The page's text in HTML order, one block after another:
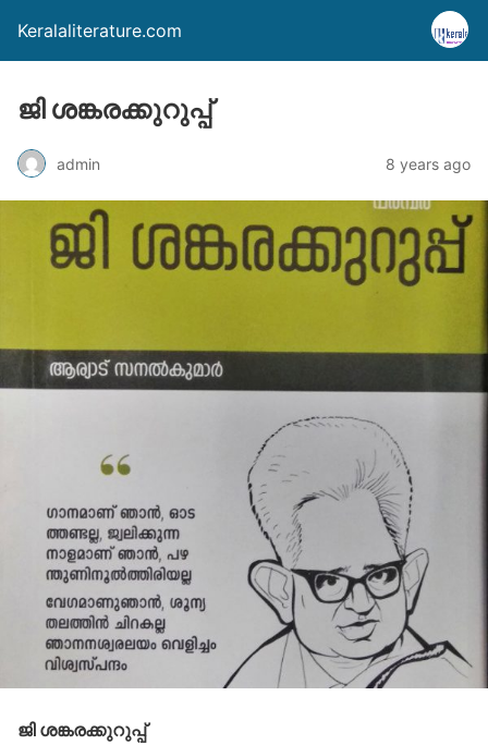
Keralaliterature.com
ജി ശങ്കരക്കുറുപ്പ്
admin 8 years ago
ജി ശങ്കരക്കുറുപ്പ്